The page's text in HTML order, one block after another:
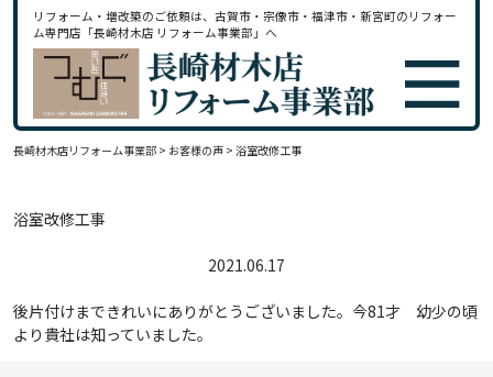
リフォーム・増改築のご依頼は、古賀市・宗像市・福津市・新宮町のリフォー
ム専門店「長崎材木店 リフォーム事業部」へ
長崎材木店リフォーム事業部 > お客様の声 > 浴室改修工事
浴室改修工事
2021.06.17
後片付けまできれいにありがとうございました。今81才 幼少の頃
より貴社は知っていました。